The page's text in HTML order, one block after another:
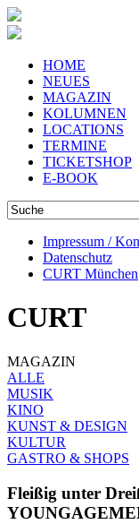
HOME
NEUES
MAGAZIN
KOLUMNEN
LOCATIONS
TERMINE
TICKETSHOP
E-BOOK
Impressum /
Datenschutz
CURT München
CURT
MAGAZIN
ALLE
MUSIK
KINO
KUNST & DESIGN
KULTUR
GASTRO & SHOPS
Fleißig unter